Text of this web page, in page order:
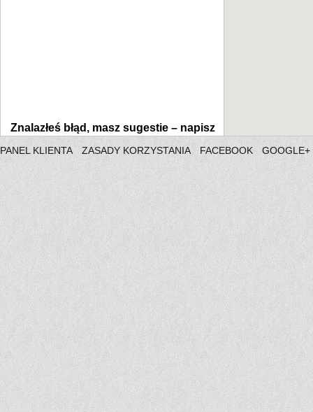
Znalazłeś błąd, masz sugestie – napisz
PANEL KLIENTA ZASADY KORZYSTANIA FACEBOOK GOOGLE+